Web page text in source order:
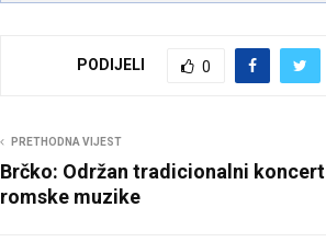
PODIJELI 0
PRETHODNA VIJEST
Brčko: Održan tradicionalni koncert
romske muzike